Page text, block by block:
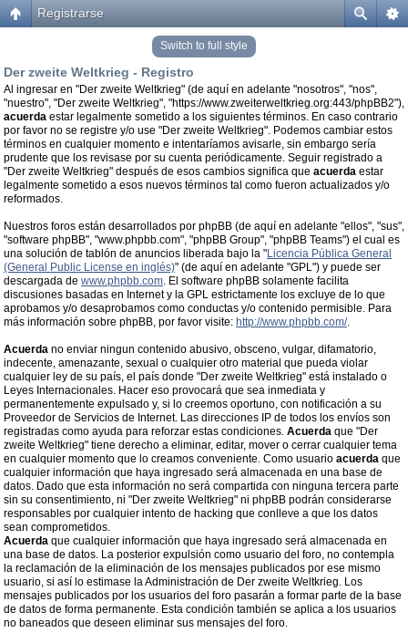
Registrarse
Switch to full style
Der zweite Weltkrieg - Registro
Al ingresar en "Der zweite Weltkrieg" (de aquí en adelante "nosotros", "nos",
"nuestro", "Der zweite Weltkrieg", "https://www.zweiterweltkrieg.org:443/phpBB2"),
acuerda estar legalmente sometido a los siguientes términos. En caso contrario
por favor no se registre y/o use "Der zweite Weltkrieg". Podemos cambiar estos
términos en cualquier momento e intentaríamos avisarle, sin embargo sería
prudente que los revisase por su cuenta periódicamente. Seguir registrado a
"Der zweite Weltkrieg" después de esos cambios significa que acuerda estar
legalmente sometido a esos nuevos términos tal como fueron actualizados y/o
reformados.
Nuestros foros están desarrollados por phpBB (de aquí en adelante "ellos", "sus",
"software phpBB", "www.phpbb.com", "phpBB Group", "phpBB Teams") el cual es
una solución de tablón de anuncios liberada bajo la "Licencia Pública General
(General Public License en inglés)" (de aquí en adelante "GPL") y puede ser
descargada de www.phpbb.com. El software phpBB solamente facilita
discusiones basadas en Internet y la GPL estrictamente los excluye de lo que
aprobamos y/o desaprobamos como conductas y/o contenido permisible. Para
más información sobre phpBB, por favor visite: http://www.phpbb.com/.
Acuerda no enviar ningun contenido abusivo, obsceno, vulgar, difamatorio,
indecente, amenazante, sexual o cualquier otro material que pueda violar
cualquier ley de su país, el país donde "Der zweite Weltkrieg" está instalado o
Leyes Internacionales. Hacer eso provocará que sea inmediata y
permanentemente expulsado y, si lo creemos oportuno, con notificación a su
Proveedor de Servicios de Internet. Las direcciones IP de todos los envíos son
registradas como ayuda para reforzar estas condiciones. Acuerda que "Der
zweite Weltkrieg" tiene derecho a eliminar, editar, mover o cerrar cualquier tema
en cualquier momento que lo creamos conveniente. Como usuario acuerda que
cualquier información que haya ingresado será almacenada en una base de
datos. Dado que esta información no será compartida con ninguna tercera parte
sin su consentimiento, ni "Der zweite Weltkrieg" ni phpBB podrán considerarse
responsables por cualquier intento de hacking que conlleve a que los datos
sean comprometidos.
Acuerda que cualquier información que haya ingresado será almacenada en
una base de datos. La posterior expulsión como usuario del foro, no contempla
la reclamación de la eliminación de los mensajes publicados por ese mismo
usuario, si así lo estimase la Administración de Der zweite Weltkrieg. Los
mensajes publicados por los usuarios del foro pasarán a formar parte de la base
de datos de forma permanente. Esta condición también se aplica a los usuarios
no baneados que deseen eliminar sus mensajes del foro.